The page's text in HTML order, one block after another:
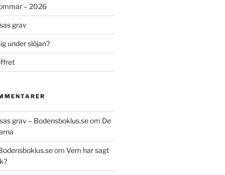
– 2026
grav
under slöjan?
grav – Bodensboklus.seom De
om Vem har sagt